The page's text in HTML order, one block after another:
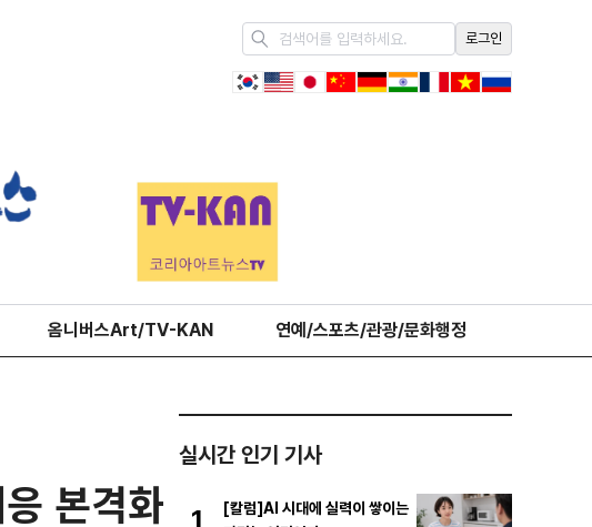
로그인
옴니버스Art/TV-KAN 연예/스포츠/관광/문화행정
본격화
실시간 인기 기사
1
[칼럼]AI 시대에 실력이 쌓이는